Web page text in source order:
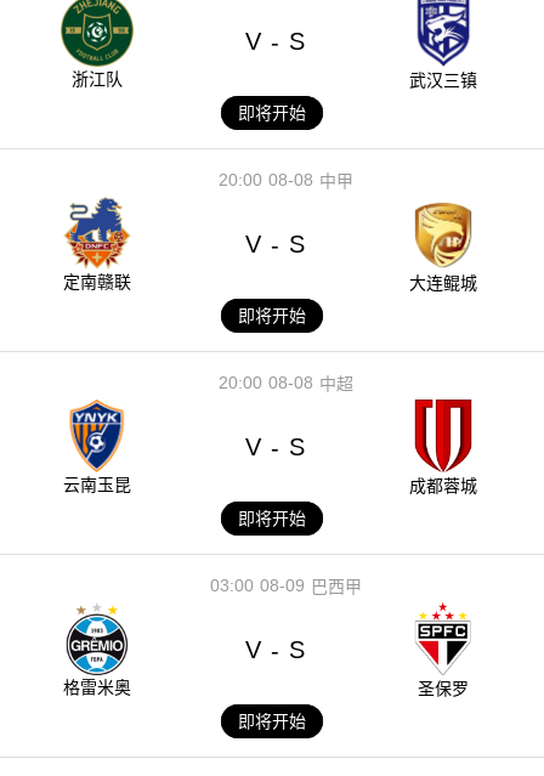
浙江队
V - S
武汉三镇
即将开始
08-08
20:00 中甲
定南赣联
V - S
大连鲲城
即将开始
08-08
20:00 中超
云南玉昆
V - S
成都蓉城
即将开始
08-09
03:00 巴西甲
格雷米奥
V - S
圣保罗
即将开始